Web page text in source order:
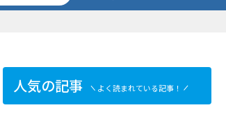
人気の記事 よく読まれている記事！